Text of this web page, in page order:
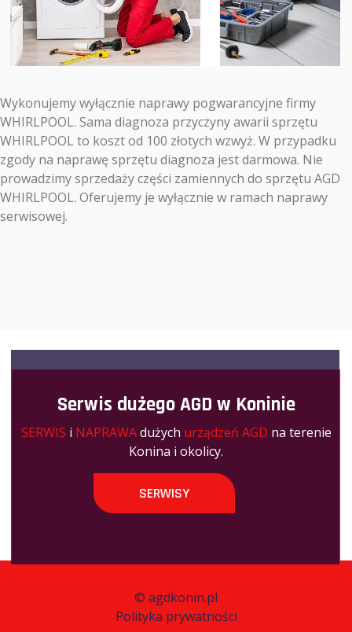
Wykonujemy wyłącznie naprawy pogwarancyjne firmy
WHIRLPOOL. Sama diagnoza przyczyny awarii sprzętu
WHIRLPOOL to koszt od 100 złotych wzwyż. W przypadku
zgody na naprawę sprzętu diagnoza jest darmowa. Nie
prowadzimy sprzedaży części zamiennych do sprzętu AGD
WHIRLPOOL. Oferujemy je wyłącznie w ramach naprawy
serwisowej.
Serwis dużego AGD w Koninie
SERWIS i NAPRAWAdużych urządzeń AGD na terenie
Konina i okolicy.
SERWISY
© agdkonin.pl
Polityka prywatności